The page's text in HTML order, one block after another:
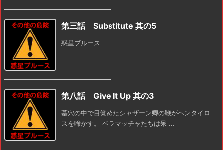
第三話 Substitute 其の5
惑星ブルース
第八話 Give It Up 其の3
墓穴の中で目覚めたシャザーン卿の鞭がヘンタイロ
スを啼かす。 ベラマッチャたちは呆 ...